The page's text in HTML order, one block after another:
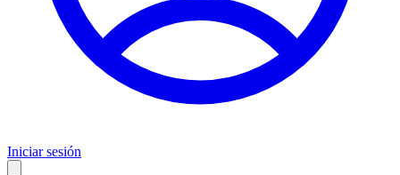
Iniciar sesión